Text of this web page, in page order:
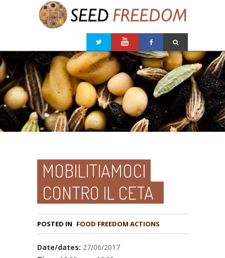
MOBILITIAMOCI
CONTRO IL CETA
POSTED IN FOOD FREEDOM ACTIONS
Date/dates: 27/06/2017